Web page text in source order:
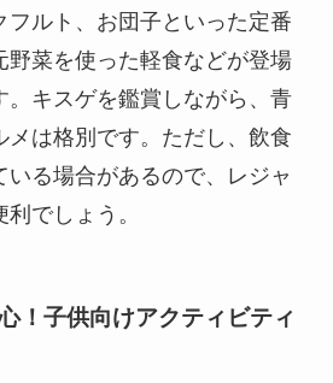
フルト、お団子といった定番
野菜を使った軽食などが登場
。キスゲを鑑賞しながら、青
メは格別です。ただし、飲食
いる場合があるので、レジャ
でしょう。
！子供向けアクティビティ